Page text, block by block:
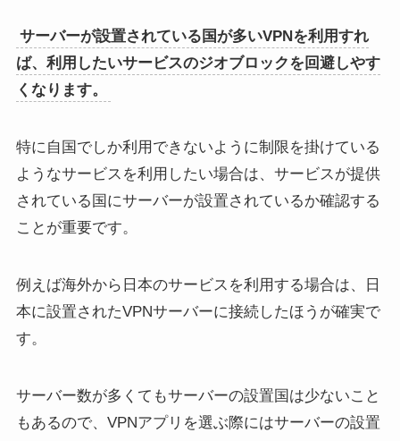
サーバーが設置されている国が多いVPNを利用すれ
ば、利用したいサービスのジオブロックを回避しやす
くなります。
特に自国でしか利用できないように制限を掛けている
ようなサービスを利用したい場合は、サービスが提供
されている国にサーバーが設置されているか確認する
ことが重要です。
例えば海外から日本のサービスを利用する場合は、日
本に設置されたVPNサーバーに接続したほうが確実で
す。
サーバー数が多くてもサーバーの設置国は少ないこと
もあるので、VPNアプリを選ぶ際にはサーバーの設置